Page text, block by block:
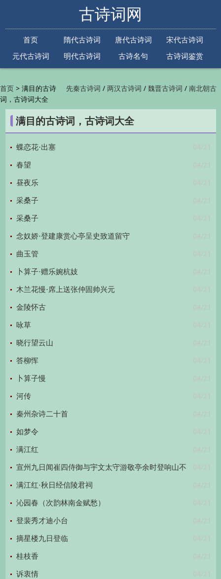
古诗词网
首页 隋代古诗词 唐代古诗词
宋代古诗词
元代古诗词
明代古诗词 古诗名句
古诗词鉴赏
先秦古诗词 /两汉古诗词 /魏晋古诗词 /南北朝古
代古诗词/金朝古诗词/元代古诗词/明代古诗词
/清代古诗词/近现代古诗词
鉴赏/古诗下一句/古诗上一句/
首页 > 满目的古诗
词，古诗词大全
满目的古诗词，古诗词大全
04/21
蝶恋花·出塞
04/21
春望
04/21
昼夜乐
04/21
采桑子
04/21
采桑子
04/21
念奴娇·登建康赏心亭呈史致道留守
04/21
曲玉管
04/21
卜算子·赠乐婉杭妓
04/21
木兰花慢·席上送张仲固帅兴元
04/21
金陵怀古
04/21
咏草
04/21
晓行望云山
04/21
答柳恽
04/21
卜算子慢
04/21
河传
04/21
秦州杂诗二十首
04/21
如梦令
04/21
满江红
04/21
宣州九日闻崔四侍御与宇文太守游敬亭余时登响山不
同此赏醉后寄崔侍御 04/21
满江红·秋日经信陵君祠
04/21
沁园春（次韵林南金赋愁）
04/21
登裴秀才迪小台
04/21
摘星楼九日登临
04/21
桂枝香
04/21
诉衷情